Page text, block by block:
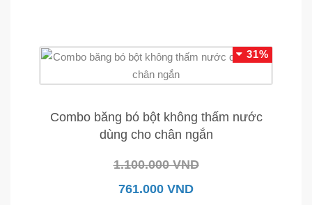
31%
Combo băng bó bột không thấm nước
dùng cho chân ngắn
1.100.000 VND
761.000 VND